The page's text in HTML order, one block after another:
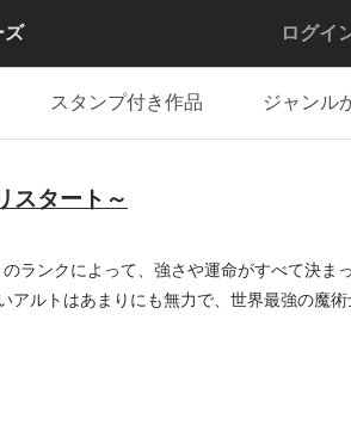
ズ ログイ
スタンプ付き作品 ジャンル
スタート～
ランクによって、強さや運命がすべて決ま
ルトはあまりにも無力で、世界最強の魔術